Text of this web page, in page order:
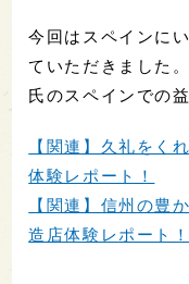
今回はスペインに
ていただきました
氏のスペインでの
【関連】久礼をく
体験レポート！
【関連】信州の豊
造店体験レポート！